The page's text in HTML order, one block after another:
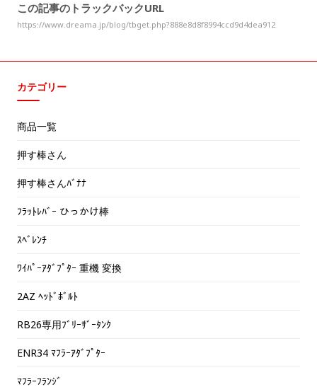
この記事のトラックバックURL
https://www.dreama.jp/blog/tbget.php?888e8d8f8994ccd9d4dea912
カテゴリー
商品一覧
押す棒さん
押す棒さんﾊﾞﾅﾅ
ﾌﾗｯﾄﾚﾊﾞｰ ひっかけ棒
ｽﾍﾞﾚﾝﾁ
ﾜｲﾊﾟｰｱﾀﾞﾌﾟﾀｰ 重機 変換
2AZ ﾍｯﾄﾞﾎﾞﾙﾄ
RB26専用ﾌﾞﾘｰｻﾞｰﾀﾝｸ
ENR34 ﾏﾌﾗｰｱﾀﾞﾌﾟﾀｰ
ﾏﾌﾗｰﾌﾗﾝｼﾞ